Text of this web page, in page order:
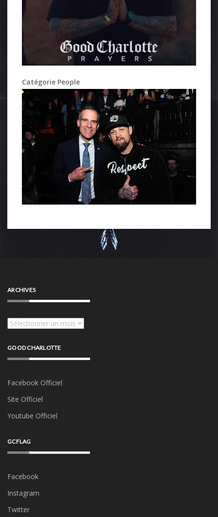
Catégorie People
ARCHIVES
Archives
GOOD CHARLOTTE
Facebook Officiel
Site Officiel
Youtube Officiel
GCFLAG
Facebook
Instagram
Twitter